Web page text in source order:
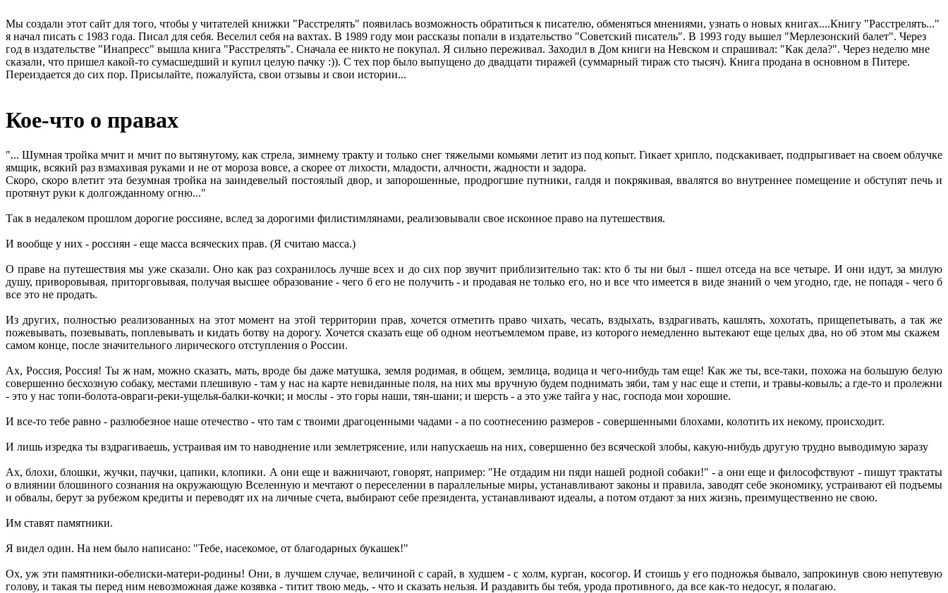
Мы создали этот сайт для того, чтобы у читателей книжки "Расстрелять" появилась возможность обратиться к писателю, обменяться мнениями, узнать о новых книгах....Книгу "Расстрелять..."
я начал писать с 1983 года. Писал для себя. Веселил себя на вахтах. В 1989 году мои рассказы попали в издательство "Советский писатель". В 1993 году вышел "Мерлезонский балет". Через
год в издательстве "Инапресс" вышла книга "Расстрелять". Сначала ее никто не покупал. Я сильно переживал. Заходил в Дом книги на Невском и спрашивал: "Как дела?". Через неделю мне
сказали, что пришел какой-то сумасшедший и купил целую пачку :)). С тех пор было выпущено до двадцати тиражей (суммарный тираж сто тысяч). Книга продана в основном в Питере.
Переиздается до сих пор. Присылайте, пожалуйста, свои отзывы и свои истории...
Кое-что о правах
"... Шумная тройка мчит и мчит по вытянутому, как стрела, зимнему тракту и только снег тяжелыми комьями летит из под копыт. Гикает хрипло, подскакивает, подпрыгивает на своем облучке
ямщик, всякий раз взмахивая руками и не от мороза вовсе, а скорее от лихости, младости, алчности, жадности и задора.
Скоро, скоро влетит эта безумная тройка на заиндевелый постоялый двор, и запорошенные, продрогшие путники, галдя и покрякивая, ввалятся во внутреннее помещение и обступят печь и
протянут руки к долгожданному огню..."
Так в недалеком прошлом дорогие россияне, вслед за дорогими филистимлянами, реализовывали свое исконное право на путешествия.
И вообще у них - россиян - еще масса всяческих прав. (Я считаю масса.)
О праве на путешествия мы уже сказали. Оно как раз сохранилось лучше всех и до сих пор звучит приблизительно так: кто б ты ни был - пшел отседа на все четыре. И они идут, за милую
душу, приворовывая, приторговывая, получая высшее образование - чего б его не получить - и продавая не только его, но и все что имеется в виде знаний о чем угодно, где, не попадя - чего б
все это не продать.
Из других, полностью реализованных на этот момент на этой территории прав, хочется отметить право чихать, чесать, вздыхать, вздрагивать, кашлять, хохотать, прищепетывать, а так же
пожевывать, позевывать, поплевывать и кидать ботву на дорогу. Хочется сказать еще об одном неотъемлемом праве, из которого немедленно вытекают еще целых два, но об этом мы скажем
самом конце, после значительного лирического отступления о России.
Ах, Россия, Россия! Ты ж нам, можно сказать, мать, вроде бы даже матушка, земля родимая, в общем, землица, водица и чего-нибудь там еще! Как же ты, все-таки, похожа на большую белую
совершенно бесхозную собаку, местами плешивую - там у нас на карте невиданные поля, на них мы вручную будем поднимать зяби, там у нас еще и степи, и травы-ковыль; а где-то и пролежни
- это у нас топи-болота-овраги-реки-ущелья-балки-кочки; и мослы - это горы наши, тян-шани; и шерсть - а это уже тайга у нас, господа мои хорошие.
И все-то тебе равно - разлюбезное наше отечество - что там с твоими драгоценными чадами - а по соотнесению размеров - совершенными блохами, колотить их некому, происходит.
И лишь изредка ты вздрагиваешь, устраивая им то наводнение или землетрясение, или напускаешь на них, совершенно без всяческой злобы, какую-нибудь другую трудно выводимую заразу
Ах, блохи, блошки, жучки, паучки, цапики, клопики. А они еще и важничают, говорят, например: "Не отдадим ни пяди нашей родной собаки!" - а они еще и философствуют - пишут трактаты
о влиянии блошиного сознания на окружающую Вселенную и мечтают о переселении в параллельные миры, устанавливают законы и правила, заводят себе экономику, устраивают ей подъемы
и обвалы, берут за рубежом кредиты и переводят их на личные счета, выбирают себе президента, устанавливают идеалы, а потом отдают за них жизнь, преимущественно не свою.
Им ставят памятники.
Я видел один. На нем было написано: "Тебе, насекомое, от благодарных букашек!"
Ох, уж эти памятники-обелиски-матери-родины! Они, в лучшем случае, величиной с сарай, в худшем - с холм, курган, косогор. И стоишь у его подножья бывало, запрокинув свою непутевую
голову, и такая ты перед ним невозможная даже козявка - титит твою медь, - что и сказать нельзя. И раздавить бы тебя, урода противного, да все как-то недосуг, я полагаю.